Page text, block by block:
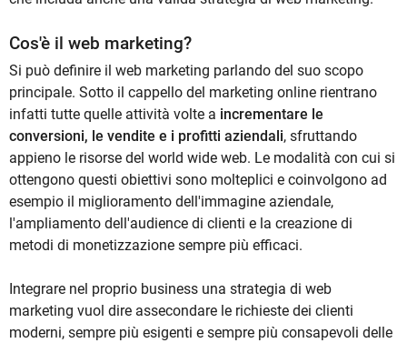
Cos'è il web marketing?
Si può definire il web marketing parlando del suo scopo
principale. Sotto il cappello del marketing online rientrano
infatti tutte quelle attività volte a incrementare le
conversioni, le vendite e i profitti aziendali, sfruttando
appieno le risorse del world wide web. Le modalità con cui si
ottengono questi obiettivi sono molteplici e coinvolgono ad
esempio il miglioramento dell'immagine aziendale,
l'ampliamento dell'audience di clienti e la creazione di
metodi di monetizzazione sempre più efficaci.
Integrare nel proprio business una strategia di web
marketing vuol dire assecondare le richieste dei clienti
moderni, sempre più esigenti e sempre più consapevoli delle